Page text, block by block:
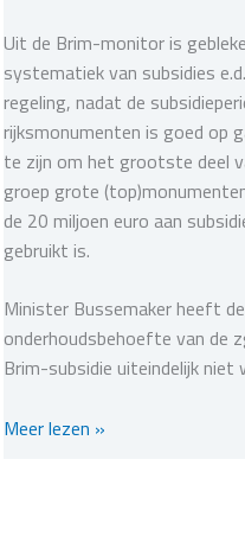
Uit de Brim-monitor is
systematiek van subsidies
regeling, nadat de
rijksmonumenten is goed op
te zijn om het grootste deel
groep grote
de 20 miljoen euro aan
gebruikt is.
Minister Bussemaker heeft
onderhoudsbehoefte van de
Brim-subsidie uiteindelijk
Federatie
Meer lezen »